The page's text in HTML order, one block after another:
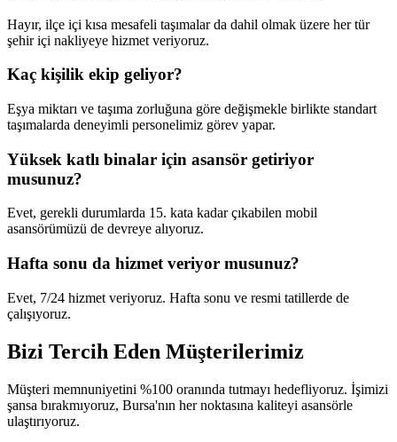
Hayır, ilçe içi kısa mesafeli taşımalar da dahil olmak üzere her tür
şehir içi nakliyeye hizmet veriyoruz.
Kaç kişilik ekip geliyor?
Eşya miktarı ve taşıma zorluğuna göre değişmekle birlikte standart
taşımalarda deneyimli personelimiz görev yapar.
Yüksek katlı binalar için asansör getiriyor
musunuz?
Evet, gerekli durumlarda 15. kata kadar çıkabilen mobil
asansörümüzü de devreye alıyoruz.
Hafta sonu da hizmet veriyor musunuz?
Evet, 7/24 hizmet veriyoruz. Hafta sonu ve resmi tatillerde de
çalışıyoruz.
Bizi Tercih Eden Müşterilerimiz
Müşteri memnuniyetini %100 oranında tutmayı hedefliyoruz. İşimizi
şansa bırakmıyoruz, Bursa'nın her noktasına kaliteyi asansörle
ulaştırıyoruz.